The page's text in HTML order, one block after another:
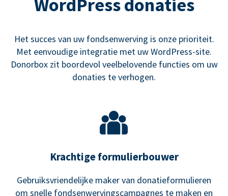
WordPress donaties
Het succes van uw fondsenwerving is onze prioriteit.
Met eenvoudige integratie met uw WordPress-site.
Donorbox zit boordevol veelbelovende functies om uw
donaties te verhogen.
Krachtige formulierbouwer
Gebruiksvriendelijke maker van donatieformulieren
om snelle fondsenwervingscampagnes te maken en